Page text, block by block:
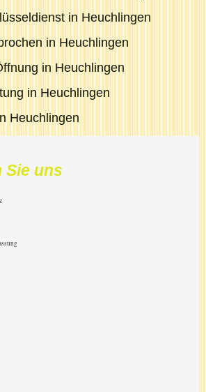
in Heuchlingen
in Heuchlingen
in Heuchlingen
in Heuchlingen
Heuchlingen
Sie uns